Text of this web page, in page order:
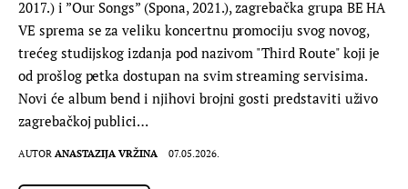
2017.) i ”Our Songs” (Spona, 2021.), zagrebačka grupa BE HA
VE sprema se za veliku koncertnu promociju svog novog,
trećeg studijskog izdanja pod nazivom "Third Route" koji je
od prošlog petka dostupan na svim streaming servisima.
Novi će album bend i njihovi brojni gosti predstaviti uživo
zagrebačkoj publici…
AUTOR ANASTAZIJA VRŽINA 07.05.2026.